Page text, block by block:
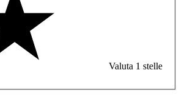
Valuta 1 stelle